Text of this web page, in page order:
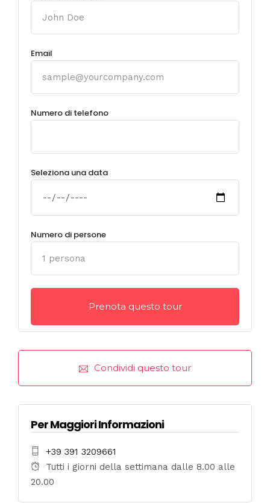
Email
Numero di telefono
Seleziona una data
Numero di persone
Condividi questo tour
Per Maggiori Informazioni
+39 391 3209661
Tutti i giorni della settimana dalle 8.00 alle
20.00